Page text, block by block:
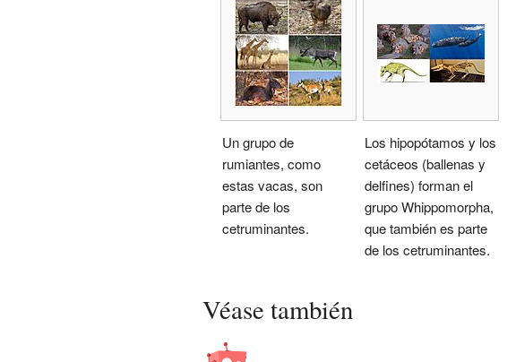
Un grupo de
rumiantes, como
estas vacas, son
parte de los
cetruminantes.
Los hipopótamos y los
cetáceos (ballenas y
delfines) forman el
grupo Whippomorpha,
que también es parte
de los cetruminantes.
Véase también